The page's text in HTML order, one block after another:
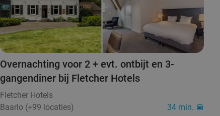
Overnachting voor 2 + evt. ontbijt en 3-
gangendiner bij Fletcher Hotels
Fletcher Hotels
Baarlo (+99 locaties)
34 min.